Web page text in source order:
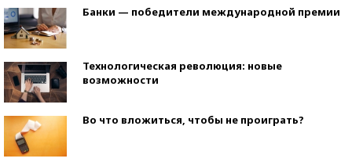
Банки — победители международной премии
Технологическая революция: новые
возможности
Во что вложиться, чтобы не проиграть?